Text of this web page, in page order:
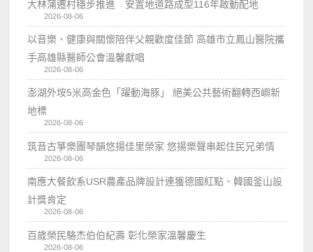
大林蒲遷村穩步推進 安置地道路成型116年啟動配地
2026-08-06
以音樂、健康與關懷陪伴父親歡度佳節 高雄市立鳳山醫院攜
手高雄縣醫師公會溫馨獻唱
2026-08-06
澎湖外垵5米高金色「躍動海豚」 絕美公共藝術翻轉西嶼新
地標
2026-08-06
筑音古箏樂團琴韻悠揚佳里榮家 悠揚樂聲串起住民兄弟情
2026-08-06
南應大餐飲系USR農產品牌設計連獲德國紅點、韓國釜山設
計獎肯定
2026-08-06
百歲榮民駱杰伯伯紀壽 彰化榮家溫馨慶生
2026-08-06